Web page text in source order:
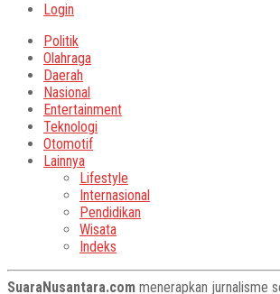
Login
Politik
Olahraga
Daerah
Nasional
Entertainment
Teknologi
Otomotif
Lainnya
Lifestyle
Internasional
Pendidikan
Wisata
Indeks
SuaraNusantara.com menerapkan jurnalisme